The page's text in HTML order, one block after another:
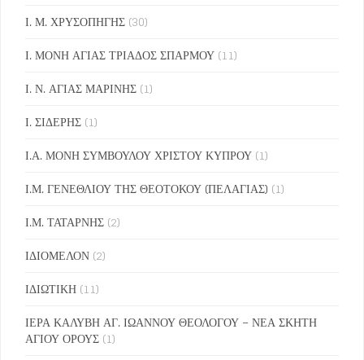
Ι. Μ. ΧΡΥΣΟΠΗΓΗΣ (30)
Ι. ΜΟΝΗ ΑΓΙΑΣ ΤΡΙΑΔΟΣ ΣΠΑΡΜΟΥ (11)
Ι. Ν. ΑΓΙΑΣ ΜΑΡΙΝΗΣ (1)
Ι. ΣΙΔΕΡΗΣ (1)
Ι.Α. ΜΟΝΗ ΣΥΜΒΟΥΛΟΥ ΧΡΙΣΤΟΥ ΚΥΠΡΟΥ (1)
Ι.Μ. ΓΕΝΕΘΛΙΟΥ ΤΗΣ ΘΕΟΤΟΚΟΥ (ΠΕΛΑΓΙΑΣ) (1)
Ι.Μ. ΤΑΤΑΡΝΗΣ (2)
ΙΔΙΟΜΕΛΟΝ (2)
ΙΔΙΩΤΙΚΗ (11)
ΙΕΡΑ ΚΑΛΥΒΗ ΑΓ. ΙΩΑΝΝΟΥ ΘΕΟΛΟΓΟΥ – ΝΕΑ ΣΚΗΤΗ
ΑΓΙΟΥ ΟΡΟΥΣ (1)